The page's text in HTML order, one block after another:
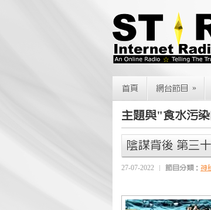
首頁 網台節目 »
主題與"食水污
陰謀背後 第三
27-07-2022 節目分類： 神